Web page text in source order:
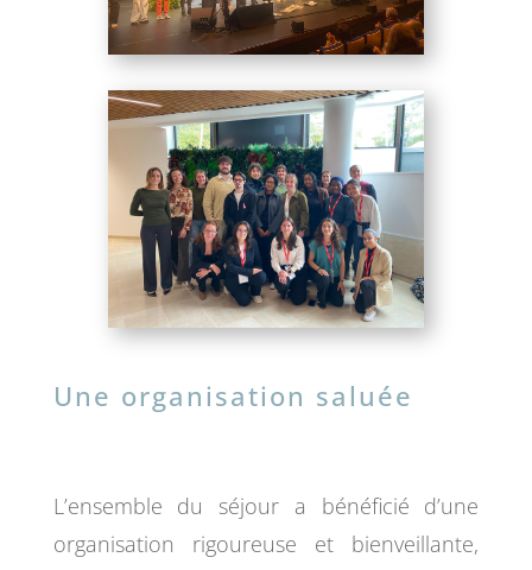
Une organisation saluée
L’ensemble du séjour a bénéficié d’une
organisation rigoureuse et bienveillante,